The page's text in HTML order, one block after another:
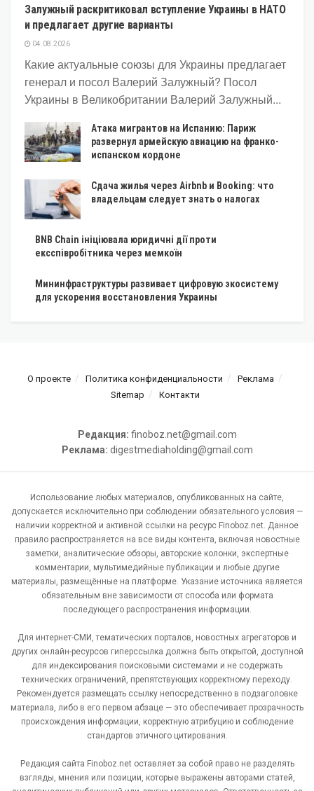
Залужный раскритиковал вступление Украины в НАТО
и предлагает другие варианты
04.08.2026
Какие актуальные союзы для Украины предлагает
генерал и посол Валерий Залужный? Посол
Украины в Великобритании Валерий Залужный...
Атака мигрантов на Испанию: Париж
развернул армейскую авиацию на франко-
испанском кордоне
Сдача жилья через Airbnb и Booking: что
владельцам следует знать о налогах
BNB Chain ініціювала юридичні дії проти
ексспівробітника через мемкоїн
Мининфраструктуры развивает цифровую экосистему
для ускорения восстановления Украины
О проекте Политика конфиденциальности
Реклама
Sitemap
Контакти
Редакция: finoboz.net@gmail.com
Реклама: digestmediaholding@gmail.com
Использование любых материалов, опубликованных на сайте,
допускается исключительно при соблюдении обязательного условия —
наличии корректной и активной ссылки на ресурс Finoboz.net. Данное
правило распространяется на все виды контента, включая новостные
заметки, аналитические обзоры, авторские колонки, экспертные
комментарии, мультимедийные публикации и любые другие
материалы, размещённые на платформе. Указание источника является
обязательным вне зависимости от способа или формата
последующего распространения информации.
Для интернет-СМИ, тематических порталов, новостных агрегаторов и
других онлайн-ресурсов гиперссылка должна быть открытой, доступной
для индексирования поисковыми системами и не содержать
технических ограничений, препятствующих корректному переходу.
Рекомендуется размещать ссылку непосредственно в подзаголовке
материала, либо в его первом абзаце — это обеспечивает прозрачность
происхождения информации, корректную атрибуцию и соблюдение
стандартов этичного цитирования.
Редакция сайта Finoboz.net оставляет за собой право не разделять
взгляды, мнения или позиции, которые выражены авторами статей,